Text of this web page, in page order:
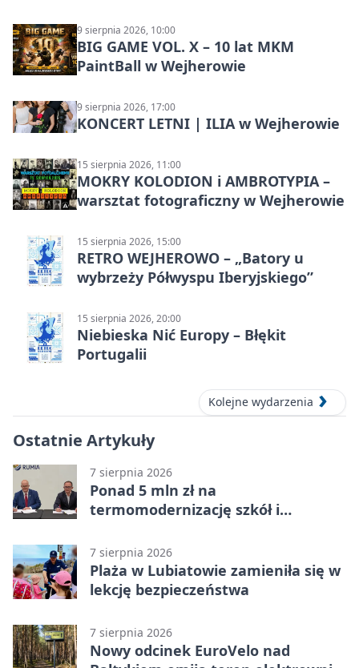
9 sierpnia 2026, 10:00
BIG GAME VOL. X – 10 lat MKM
PaintBall w Wejherowie
9 sierpnia 2026, 17:00
KONCERT LETNI | ILIA w Wejherowie
15 sierpnia 2026, 11:00
MOKRY KOLODION i AMBROTYPIA –
warsztat fotograficzny w Wejherowie
15 sierpnia 2026, 15:00
RETRO WEJHEROWO – „Batory u
wybrzeży Półwyspu Iberyjskiego”
15 sierpnia 2026, 20:00
Niebieska Nić Europy – Błękit
Portugalii
Kolejne wydarzenia
Ostatnie Artykuły
7 sierpnia 2026
Ponad 5 mln zł na
termomodernizację szkół i
7 sierpnia 2026
Plaża w Lubiatowie zamieniła się w
lekcję bezpieczeństwa
7 sierpnia 2026
Nowy odcinek EuroVelo nad